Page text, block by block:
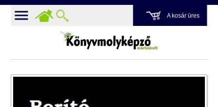
A kosár üres